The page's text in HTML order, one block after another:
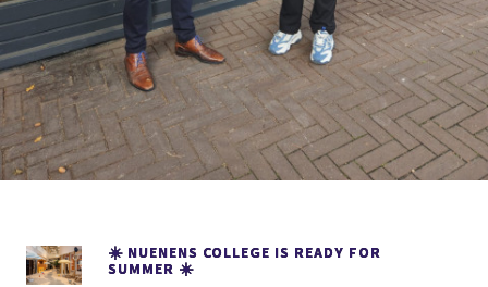
☀️ NUENENS COLLEGE IS READY FOR
SUMMER ☀️